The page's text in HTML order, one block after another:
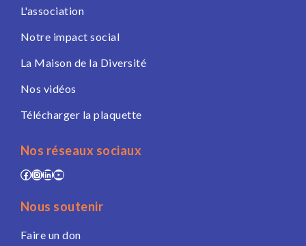
L'association
Notre impact social
La Maison de la Diversité
Nos vidéos
Télécharger la plaquette
Nos réseaux sociaux
Facebook
Instagram
LinkedIn
YouTube
Nous soutenir
Faire un don